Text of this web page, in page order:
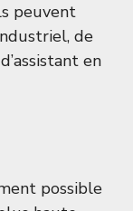
peuvent
de
en
possible